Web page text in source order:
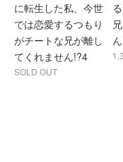
に転生した私、今世
では恋愛するつもり
がチートな兄が離し
てくれません!?4
SOLD OUT